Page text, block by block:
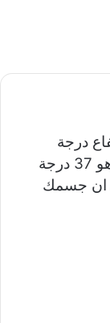
درجة
حرارة الجسم عن المعدل الطبيعي وهو 37 درجة
ان جسمك